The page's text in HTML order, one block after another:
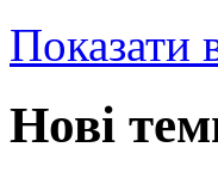
Показати
Нові